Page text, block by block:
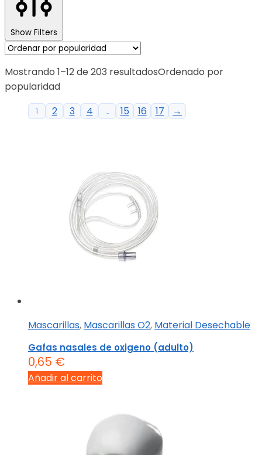
Show Filters
Mostrando 1–12 de 203 resultadosOrdenado por
popularidad
1 2 3 4 … 15 16 17 →
Mascarillas, Mascarillas O2, Material Desechable
Gafas nasales de oxigeno (adulto)
0,65 €
Añadir al carrito